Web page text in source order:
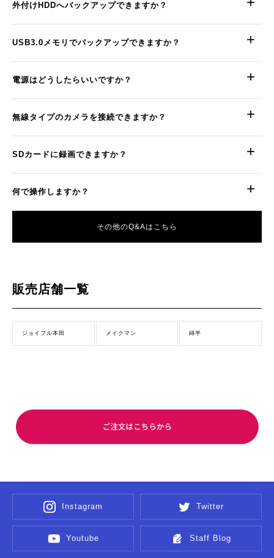
外付けHDDへバックアップできますか？
USB3.0メモリでバックアップできますか？
電源はどうしたらいいですか？
無線タイプのカメラを接続できますか？
SDカードに録画できますか？
何で操作しますか？
その他のQ&Aはこちら
販売店舗一覧
ジョイフル本田 メイクマン 綿半
Instagram Twitter
Youtube Staff Blog